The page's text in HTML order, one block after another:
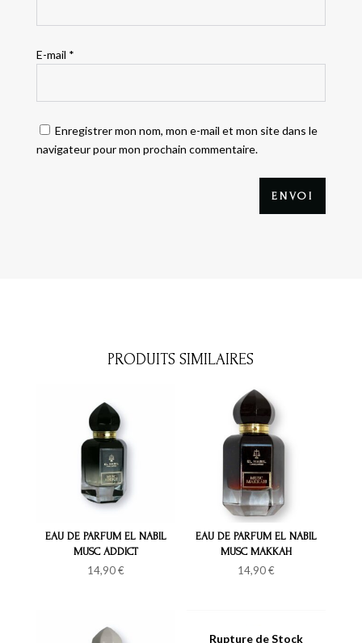
E-mail *
Enregistrer mon nom, mon e-mail et mon site dans le
navigateur pour mon prochain commentaire.
ENVOI
PRODUITS SIMILAIRES
EAU DE PARFUM EL NABIL
MUSC ADDICT
14,90€
EAU DE PARFUM EL NABIL
MUSC MAKKAH
14,90€